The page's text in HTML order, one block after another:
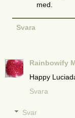
med.
Svara
Rainbowify
Happy
Svara
Svar